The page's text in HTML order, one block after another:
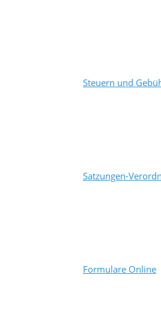
Steuern und
Satzungen-
Formulare Online